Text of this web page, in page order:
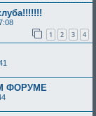
1 2 3 4
ФОРУМЕ